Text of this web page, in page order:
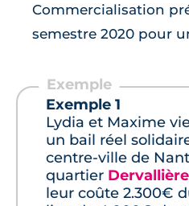
Commercialisation
semestre 2020 pour
Exemple 1
Lydia et Maxime
un bail réel
centre-ville de
quartier
leur coûte 2.300€